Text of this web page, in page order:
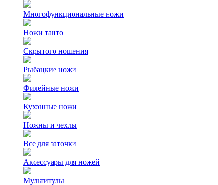
Многофункциональные ножи
Ножи танто
Скрытого ношения
Рыбацкие ножи
Филейные ножи
Кухонные ножи
Ножны и чехлы
Все для заточки
Аксессуары для ножей
Мультитулы